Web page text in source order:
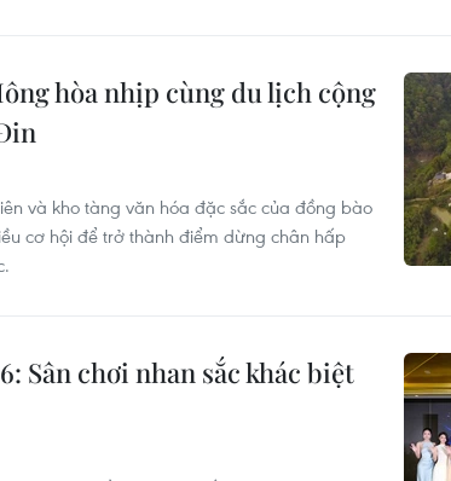
hòa nhịp cùng du lịch cộng
và kho tàng văn hóa đặc sắc của đồng bào
cơ hội để trở thành điểm dừng chân hấp
Sân chơi nhan sắc khác biệt